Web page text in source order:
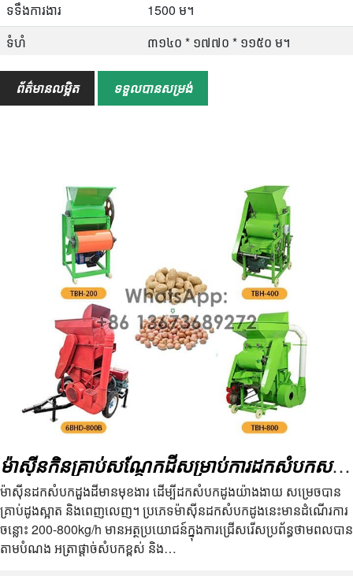
ទទឹងការងារ
1500 ម។
ទំហំ
៣១៤០ * ១៧៧០ * ១១៥០ ម។
ទម្ងន់
៤៩៨ គីឡូក្រាម
អូលីលីង
សណ្តែកដី/សណ្តែកដី
ព័ត៌មានលម្អិត ទទួលបានសម្រង់
ម៉ាស៊ីនកិនគ្រាប់សណ្តែកដីសម្រាប់ការដកសំបកសណ្តែកដី
ម៉ាស៊ីនដកសំបកដួងដីមានមុខងារ ដើម្បីដកសំបកដូងយ៉ាងងាយ សម្រេចបាន
គ្រាប់ដូងស្អាត និងពេញលេញ។ ប្រភេទម៉ាស៊ីនដកសំបកដូងនេះមានដំណើរការ
ចន្លោះ 200-800kg/h មានអត្ថប្រយោជន៍ក្នុងការជ្រើសរើសប្រព័ន្ធថាមពលបាន
តាមបំណង អត្រាផ្ដាច់សំបកខ្ពស់ និង…